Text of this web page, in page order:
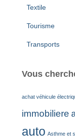
Textile
Tourisme
Transports
Vous
achat véhicule
immobiliere
auto Asthme et